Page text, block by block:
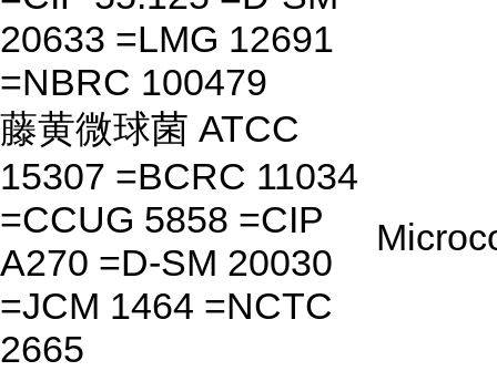
20633 =LMG 12691
=NBRC 100479
藤黄微球菌 ATCC
15307 =BCRC 11034
=CCUG 5858 =CIP
A270 =D-SM 20030
=JCM 1464 =NCTC
2665